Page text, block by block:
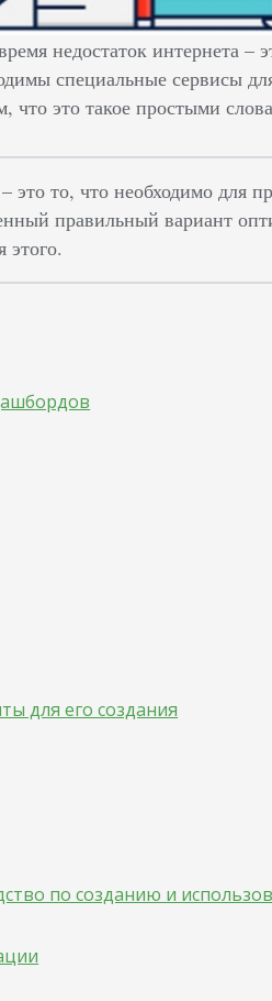
недостаток интернета
специальные сервисы
что это такое простыми
это то, что необходимо для
правильный вариант
этого.
для его создания
по созданию и